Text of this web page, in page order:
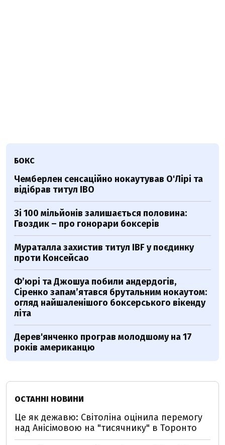
БОКС
Чемберлен сенсаційно нокаутував О'Лірі та
відібрав титул IBO
Зі 100 мільйонів залишається половина:
Гвоздик – про гонорари боксерів
Мураталла захистив титул IBF у поєдинку
проти Консейсао
Ф’юрі та Джошуа побили андердогів,
Сіренко запам’ятався брутальним нокаутом:
огляд найшаленішого боксерського вікенду
літа
Дерев'янченко програв молодшому на 17
років американцю
ОСТАННІ НОВИНИ
Це як дежавю: Світоліна оцінила перемогу
над Анісімовою на "тисячнику" в Торонто